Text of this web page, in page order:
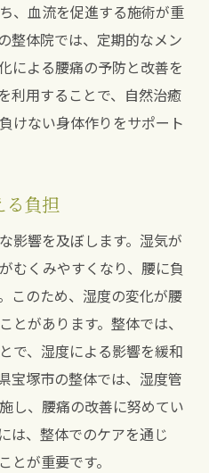
に応じたセルフケア
した整体法
ごとの施術プラン
季節特有の影響
への適応
と整体の役割
ーンを知る
と整体の活用
腰痛を和らげる整体の効
る重要性
る整体テクニック
るストレッチ法
、血流を促進する施術が重
整体院では、定期的なメン
による腰痛の予防と改善を
利用することで、自然治癒
けない身体作りをサポート
る負担
影響を及ぼします。湿気が
むくみやすくなり、腰に負
このため、湿度の変化が腰
があります。整体では、
で、湿度による影響を緩和
宝塚市の整体では、湿度管
し、腰痛の改善に努めてい
は、整体でのケアを通じ
とが重要です。